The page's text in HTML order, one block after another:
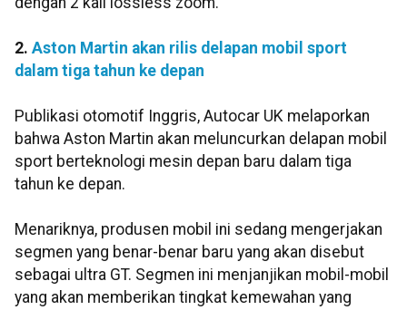
2. Aston Martin akan rilis delapan mobil sport
dalam tiga tahun ke depan
Publikasi otomotif Inggris, Autocar UK melaporkan
bahwa Aston Martin akan meluncurkan delapan mobil
sport berteknologi mesin depan baru dalam tiga
tahun ke depan.
Menariknya, produsen mobil ini sedang mengerjakan
segmen yang benar-benar baru yang akan disebut
sebagai ultra GT. Segmen ini menjanjikan mobil-mobil
yang akan memberikan tingkat kemewahan yang